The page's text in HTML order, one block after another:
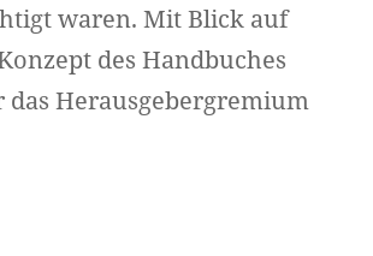
waren. Mit Blick auf
des Handbuches
Herausgebergremium